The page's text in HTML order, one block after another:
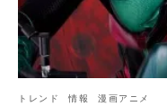
トレンド 情報 漫画アニメ